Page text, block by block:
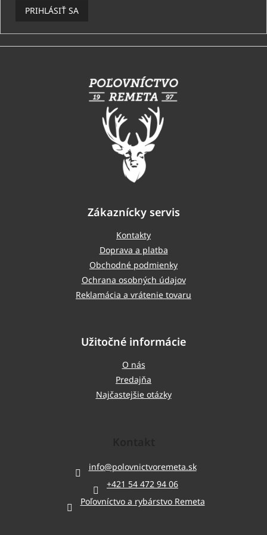
PRIHLÁSIŤ SA
Z
Zákaznícky servis
Kontakty
Doprava a platba
Obchodné podmienky
Ochrana osobných údajov
Reklamácia a vrátenie tovaru
Užitočné informácie
O nás
Predajňa
Najčastejšie otázky
info@polovnictvoremeta.sk
+421 54 472 94 06
Poľovníctvo a rybárstvo Remeta